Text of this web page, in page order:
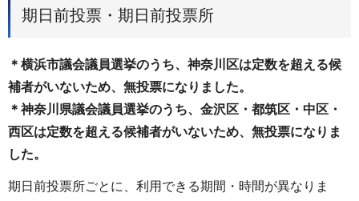
期日前投票・期日前投票所
＊横浜市議会議員選挙のうち、神奈川区は定数を超える候
補者がいないため、無投票になりました。
＊神奈川県議会議員選挙のうち、金沢区・都筑区・中区・
西区は定数を超える候補者がいないため、無投票になりま
した。
期日前投票所ごとに、利用できる期間・時間が異なりま